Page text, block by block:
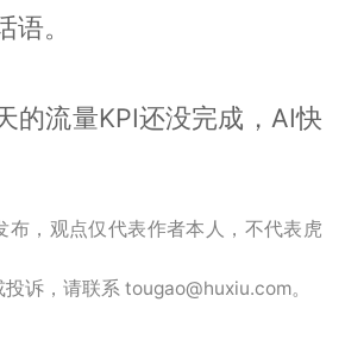
。
的流量KPI还没完成，AI快
布，观点仅代表作者本人，不代表虎
诉，请联系 tougao@huxiu.com。